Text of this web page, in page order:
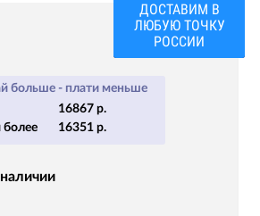
ДОСТАВИМ В
ЛЮБУЮ ТОЧКУ
РОССИИ
больше - плати меньше
16867 р.
более
16351 р.